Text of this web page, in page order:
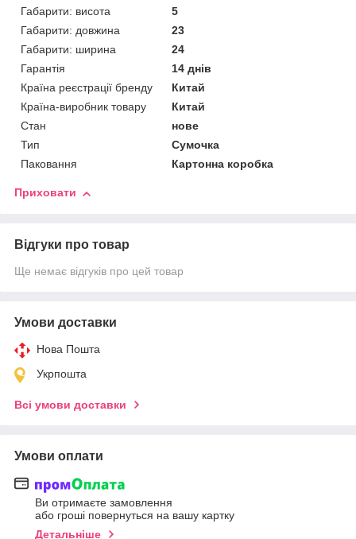
Габарити: висота
5
Габарити: довжина
23
Габарити: ширина
24
Гарантія
14 днів
Країна реєстрації бренду
Китай
Країна-виробник товару
Китай
Стан
нове
Тип
Сумочка
Паковання
Картонна коробка
Приховати
Відгуки про товар
Ще немає відгуків про цей товар
Умови доставки
Нова Пошта
Укрпошта
Всі умови доставки
Умови оплати
Ви отримаєте замовлення
або гроші повернуться на вашу картку
Детальніше